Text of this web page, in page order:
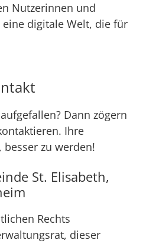
Nutzerinnen und
digitale Welt, die für
Dann zögern
Ihre
zu werden!
St. Elisabeth,
Rechts
dieser